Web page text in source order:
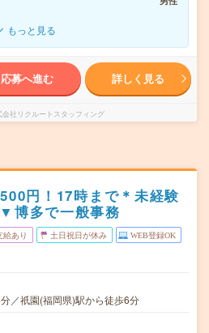
もっと見る
応募へ進む 詳しく見る
会社リクルートスタッフィング
円！17時まで＊未経験
博多で一般事務
給あり 土日祝日が休み WEB登録OK
／祇園(福岡県)駅から徒歩6分